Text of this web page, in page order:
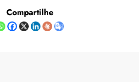
Compartilhe